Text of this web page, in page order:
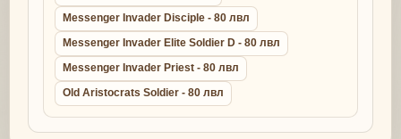
Messenger Invader Disciple - 80 лвл
Messenger Invader Elite Soldier D - 80 лвл
Messenger Invader Priest - 80 лвл
Old Aristocrats Soldier - 80 лвл